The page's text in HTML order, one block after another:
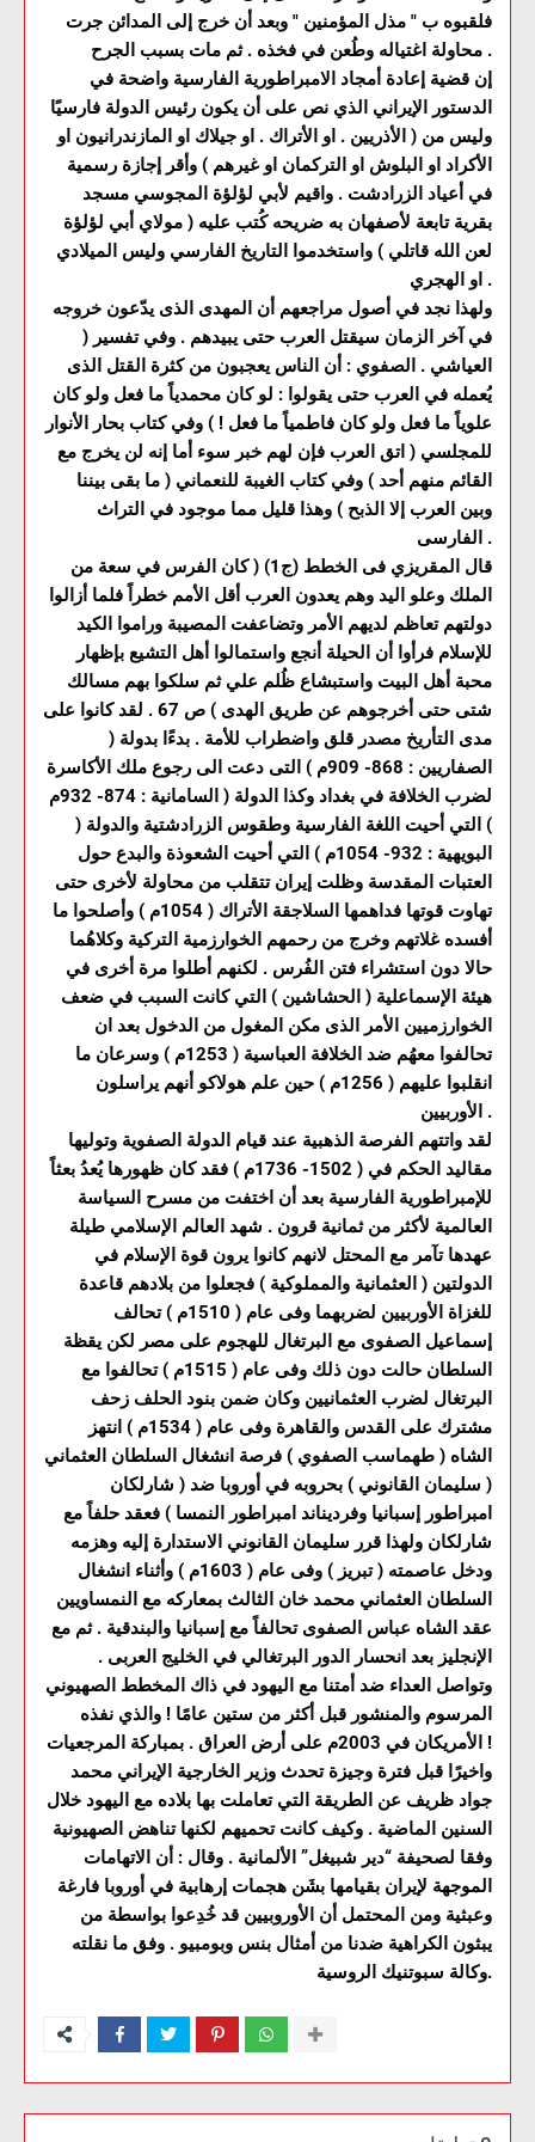
فلقبوه ب " مذل المؤمنين " وبعد أن خرج إلى المدائن جرت
محاولة اغتياله وطُعن في فخذه . ثم مات بسبب الجرح .
إن قضية إعادة أمجاد الامبراطورية الفارسية واضحة في
الدستور الإيراني الذي نص على أن يكون رئيس الدولة فارسيًا
وليس من ( الأذريين . او الأتراك . او جيلاك او المازندرانيون او
الأكراد او البلوش او التركمان او غيرهم ) وأقر إجازة رسمية
في أعياد الزرادشت . واقيم لأبي لؤلؤة المجوسي مسجد
بقرية تابعة لأصفهان به ضريحه كُتب عليه ( مولاي أبي لؤلؤة
لعن الله قاتلي ) واستخدموا التاريخ الفارسي وليس الميلادي
او الهجري .
ولهذا نجد في أصول مراجعهم أن المهدى الذى يدّعون خروجه
في آخر الزمان سيقتل العرب حتى يبيدهم . وفي تفسير (
العياشي . الصفوي : أن الناس يعجبون من كثرة القتل الذى
يُعمله في العرب حتى يقولوا : لو كان محمدياً ما فعل ولو كان
علوياً ما فعل ولو كان فاطمياً ما فعل ! ) وفي كتاب بحار الأنوار
للمجلسي ( اتق العرب فإن لهم خبر سوء أما إنه لن يخرج مع
القائم منهم أحد ) وفي كتاب الغيبة للنعماني ( ما بقى بيننا
وبين العرب إلا الذبح ) وهذا قليل مما موجود في التراث
الفارسى .
قال المقريزي فى الخطط (ج1) ( كان الفرس في سعة من
الملك وعلو اليد وهم يعدون العرب أقل الأمم خطراً فلما أزالوا
دولتهم تعاظم لديهم الأمر وتضاعفت المصيبة وراموا الكيد
للإسلام فرأوا أن الحيلة أنجع واستمالوا أهل التشيع بإظهار
محبة أهل البيت واستبشاع ظُلم علي ثم سلكوا بهم مسالك
شتى حتى أخرجوهم عن طريق الهدى ) ص 67 . لقد كانوا على
مدى التأريخ مصدر قلق واضطراب للأمة . بدءًا بدولة (
الصفاريين : 868- 909م ) التى دعت الى رجوع ملك الأكاسرة
لضرب الخلافة في بغداد وكذا الدولة ( السامانية : 874- 932م
) التي أحيت اللغة الفارسية وطقوس الزرادشتية والدولة (
البويهية : 932- 1054م ) التي أحيت الشعوذة والبدع حول
العتبات المقدسة وظلت إيران تتقلب من محاولة لأخرى حتى
تهاوت قوتها فداهمها السلاجقة الأتراك ( 1054م ) وأصلحوا ما
أفسده غلاتهم وخرج من رحمهم الخوارزمية التركية وكلاهُما
حالا دون استشراء فتن الفُرس . لكنهم أطلوا مرة أخرى في
هيئة الإسماعلية ( الحشاشين ) التي كانت السبب في ضعف
الخوارزميين الأمر الذى مكن المغول من الدخول بعد ان
تحالفوا معهُم ضد الخلافة العباسية ( 1253م ) وسرعان ما
انقلبوا عليهم ( 1256م ) حين علم هولاكو أنهم يراسلون
الأوربيين .
لقد واتتهم الفرصة الذهبية عند قيام الدولة الصفوية وتوليها
مقاليد الحكم في ( 1502- 1736م ) فقد كان ظهورها يُعدُ بعثاً
للإمبراطورية الفارسية بعد أن اختفت من مسرح السياسة
العالمية لأكثر من ثمانية قرون . شهد العالم الإسلامي طيلة
عهدها تآمر مع المحتل لانهم كانوا يرون قوة الإسلام في
الدولتين ( العثمانية والمملوكية ) فجعلوا من بلادهم قاعدة
للغزاة الأوربيين لضربهما وفى عام ( 1510م ) تحالف
إسماعيل الصفوى مع البرتغال للهجوم على مصر لكن يقظة
السلطان حالت دون ذلك وفى عام ( 1515م ) تحالفوا مع
البرتغال لضرب العثمانيين وكان ضمن بنود الحلف زحف
مشترك على القدس والقاهرة وفى عام ( 1534م ) انتهز
الشاه ( طهماسب الصفوي ) فرصة انشغال السلطان العثماني
( سليمان القانوني ) بحروبه في أوروبا ضد ( شارلكان
امبراطور إسبانيا وفرديناند امبراطور النمسا ) فعقد حلفاً مع
شارلكان ولهذا قرر سليمان القانوني الاستدارة إليه وهزمه
ودخل عاصمته ( تبريز ) وفى عام ( 1603م ) وأثناء انشغال
السلطان العثماني محمد خان الثالث بمعاركه مع النمساويين
عقد الشاه عباس الصفوى تحالفاً مع إسبانيا والبندقية . ثم مع
الإنجليز بعد انحسار الدور البرتغالي في الخليج العربى .
وتواصل العداء ضد أمتنا مع اليهود في ذاك المخطط الصهيوني
المرسوم والمنشور قبل أكثر من ستين عامًا ! والذي نفذه
الأمريكان في 2003م على أرض العراق . بمباركة المرجعيات !
واخيرًا قبل فترة وجيزة تحدث وزير الخارجية الإيراني محمد
جواد ظريف عن الطريقة التي تعاملت بها بلاده مع اليهود خلال
السنين الماضية . وكيف كانت تحميهم لكنها تناهض الصهيونية
وفقا لصحيفة “دير شبيغل” الألمانية . وقال : أن الاتهامات
الموجهة لإيران بقيامها بشَن هجمات إرهابية في أوروبا فارغة
وعبثية ومن المحتمل أن الأوروبيين قد خُدِعوا بواسطة من
يبثون الكراهية ضدنا من أمثال بنس وبومبيو . وفق ما نقلته
وكالة سبوتنيك الروسية.